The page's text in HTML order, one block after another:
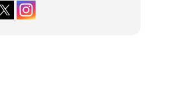
YouTube
us on Facebook
Follow us on X (formerly Twitter)
Follow us on Instagram